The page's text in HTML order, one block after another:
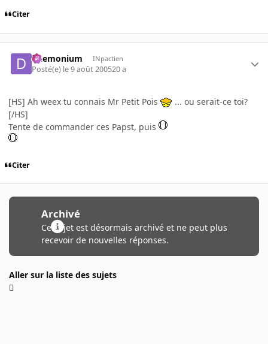
Citer
Daemonium INpactien
Posté(e) le 9 août 200520 a
[HS] Ah weex tu connais Mr Petit Pois
... ou serait-ce toi?
[/HS]
Tente de commander ces Papst, puis
Citer
Archivé
Ce sujet est désormais archivé et ne peut plus
recevoir de nouvelles réponses.
Aller sur la liste des sujets